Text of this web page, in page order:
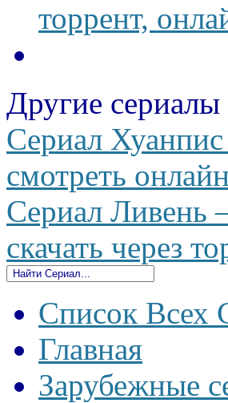
торрент,
Другие сериалы
Сериал
смотреть
Сериал Ливень
скачать через
Список Всех
Главная
Зарубежные